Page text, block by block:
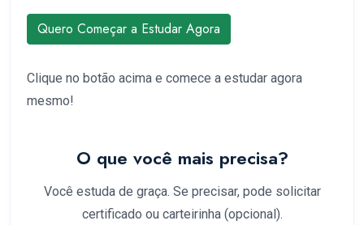
Quero Começar a Estudar Agora
Clique no botão acima e comece a estudar agora
mesmo!
O que você mais precisa?
Você estuda de graça. Se precisar, pode solicitar
certificado ou carteirinha (opcional).